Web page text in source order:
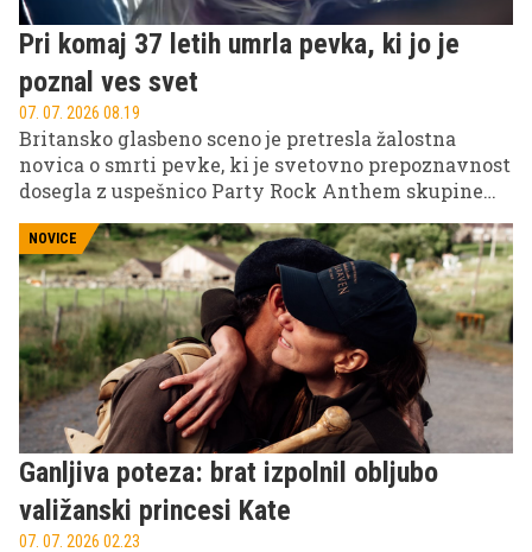
Pri komaj 37 letih umrla pevka, ki jo je
poznal ves svet
07. 07. 2026 08.19
Britansko glasbeno sceno je pretresla žalostna
novica o smrti pevke, ki je svetovno prepoznavnost
dosegla z uspešnico Party Rock Anthem skupine
sprožila številne odzive glasbenih kolegov in
oboževalcev po vsem svetu.
NOVICE
Ganljiva poteza: brat izpolnil obljubo
valižanski princesi Kate
07. 07. 2026 02.23